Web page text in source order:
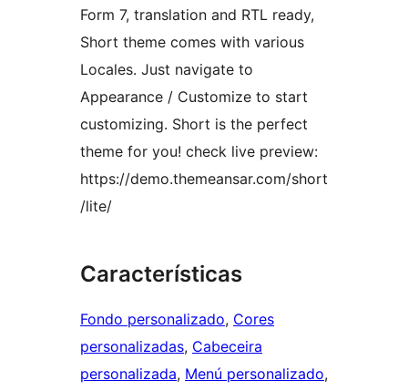
Form 7, translation and RTL ready,
Short theme comes with various
Locales. Just navigate to
Appearance / Customize to start
customizing. Short is the perfect
theme for you! check live preview:
https://demo.themeansar.com/short
/lite/
Características
Fondo personalizado, Cores
personalizadas, Cabeceira
personalizada, Menú personalizado